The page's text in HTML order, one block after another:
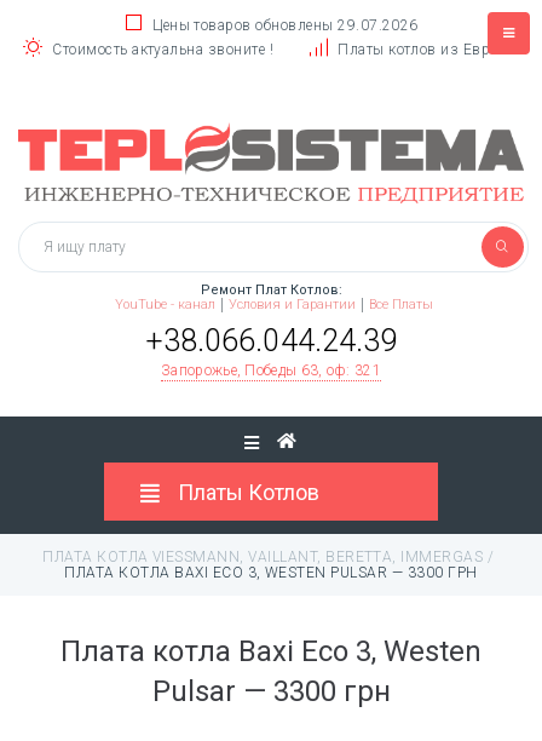
Цены товаров обновлены 29.07.2026
Стоимость актуальна звоните !
Платы котлов из Европы
Ремонт Плат Котлов:
YouTube - канал
Условия и Гарантии Все Платы
+38.066.044.24.39
Запорожье, Победы 63, оф: 321
Платы Котлов
ПЛАТА КОТЛА VIESSMANN, VAILLANT, BERETTA, IMMERGAS /
ПЛАТА КОТЛА BAXI ECO 3, WESTEN PULSAR — 3300 ГРН
Плата котла Baxi Eco 3, Westen
Pulsar — 3300 грн